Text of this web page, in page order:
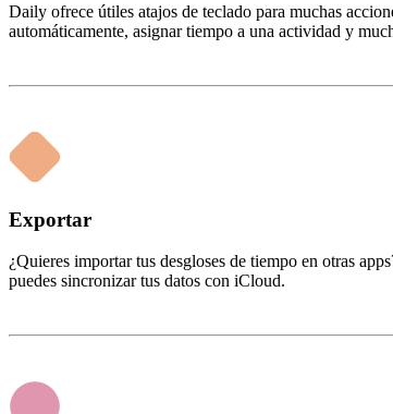
Daily ofrece útiles atajos de teclado para muchas
automáticamente, asignar tiempo a una actividad y
Exportar
¿Quieres importar tus desgloses de tiempo en otras
puedes sincronizar tus datos con iCloud.